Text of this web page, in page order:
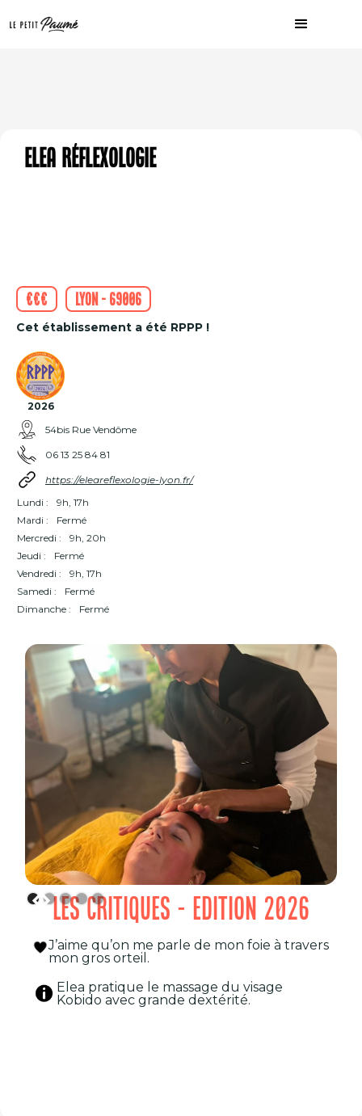
Elea Réflexologie
€€€ Lyon - 69006
Cet établissement a été RPPP !
2026
54bis Rue Vendôme
06 13 25 84 81
https://eleareflexologie-lyon.fr/
Lundi :
9h, 17h
Mardi :
Fermé
Mercredi :
9h, 20h
Jeudi :
Fermé
Vendredi :
9h, 17h
Samedi :
Fermé
Dimanche :
Fermé
LES CRITIQUES - EDITION 2026
J’aime qu’on me parle de mon foie à travers
mon gros orteil.
Elea pratique le massage du visage
Kobido avec grande dextérité.